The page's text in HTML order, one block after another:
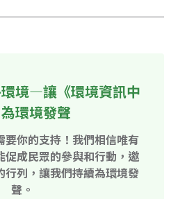
境—讓《環境資訊中
環境發聲
要你的支持！我們相信唯有
促成民眾的參與和行動，邀
行列，讓我們持續為環境發
聲。